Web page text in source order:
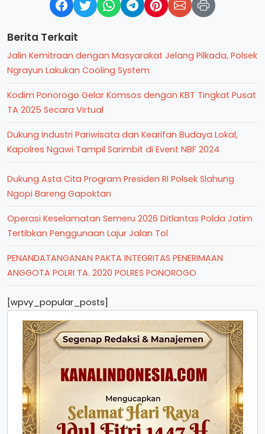
Berita Terkait
Jalin Kemitraan dengan Masyarakat Jelang Pilkada, Polsek
Ngrayun Lakukan Cooling System
Kodim Ponorogo Gelar Komsos dengan KBT Tingkat Pusat
TA 2025 Secara Virtual
Dukung Industri Pariwisata dan Kearifan Budaya Lokal,
Kapolres Ngawi Tampil Sarimbit di Event NBF 2024
Dukung Asta Cita Program Presiden RI Polsek Slahung
Ngopi Bareng Gapoktan
Operasi Keselamatan Semeru 2026 Ditlantas Polda Jatim
Tertibkan Penggunaan Lajur Jalan Tol
PENANDATANGANAN PAKTA INTEGRITAS PENERIMAAN
ANGGOTA POLRI TA. 2020 POLRES PONOROGO
[wpvy_popular_posts]